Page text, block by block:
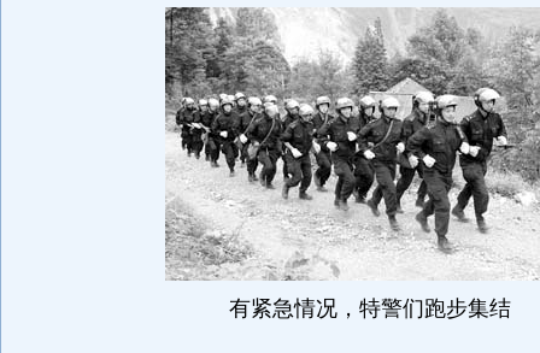
有紧急情况，特警们跑步集结